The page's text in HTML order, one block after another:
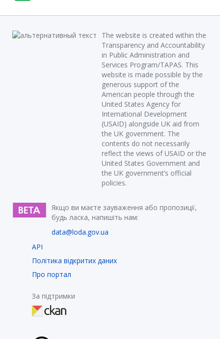
The website is created within the
Transparency and Accountability
in Public Administration and
Services Program/TAPAS. This
website is made possible by the
generous support of the
American people through the
United States Agency for
International Development
(USAID) alongside UK aid from
the UK government. The
contents do not necessarily
reflect the views of USAID or the
United States Government and
the UK government’s official
policies.
Якщо ви маєте зауваження або пропозиції,
будь ласка, напишіть нам:
data@loda.gov.ua
API
Політика відкритих даних
Про портал
За підтримки